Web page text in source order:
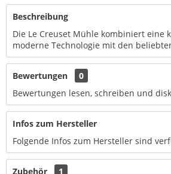
Beschreibung
Die Le Creuset Mühle kombiniert eine
moderne Technologie mit den
Bewertungen
0
Bewertungen lesen, schreiben und
Infos zum Hersteller
Folgende Infos zum Hersteller sind
Zubehör 1